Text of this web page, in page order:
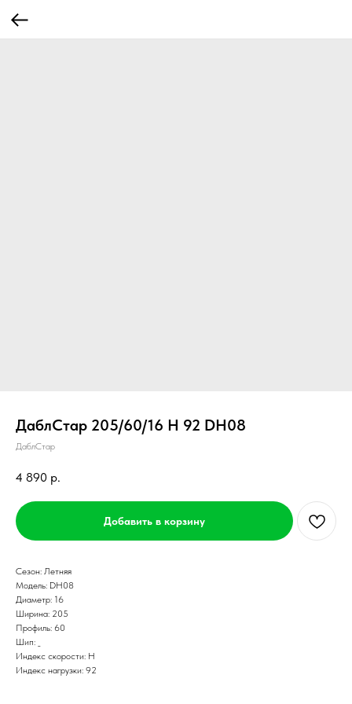
ДаблСтар 205/60/16 H 92 DH08
ДаблСтар
4 890 р.
Добавить в корзину
Сезон: Летняя
Модель: DH08
Диаметр: 16
Ширина: 205
Профиль: 60
Шип: _
Индекс скорости: H
Индекс нагрузки: 92